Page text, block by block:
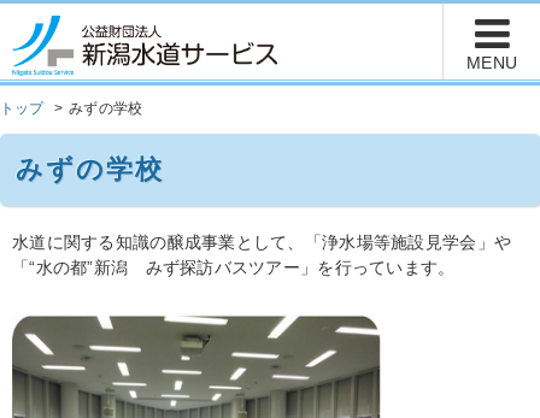
トップ みずの学校
みずの学校
水道に関する知識の醸成事業として、「浄水場等施設見学会」や
「“水の都”新潟 みず探訪バスツアー」を行っています。